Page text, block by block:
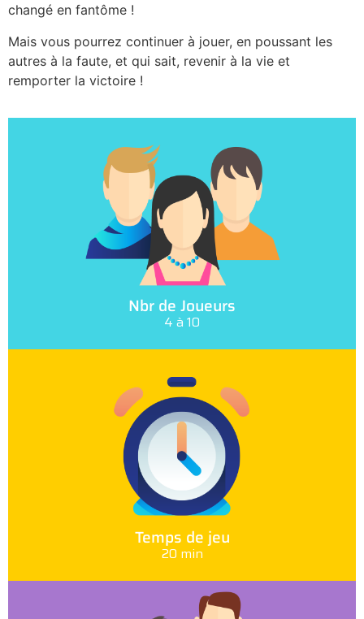
changé en fantôme !
Mais vous pourrez continuer à jouer, en poussant les
autres à la faute, et qui sait, revenir à la vie et
remporter la victoire !
Nbr de Joueurs
4 à 10
Temps de jeu
20 min